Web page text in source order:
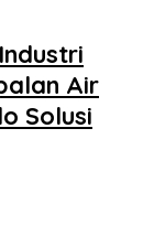
Air
Solusi